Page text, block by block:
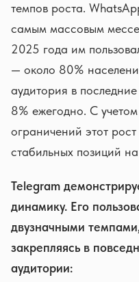
темпов роста.
самым массовым
2025 года им
— около 80%
аудитория в
8% ежегодно. С
ограничений этот
стабильных позиций
Telegram
динамику. Его
двузначными
закрепляясь в
аудитории: